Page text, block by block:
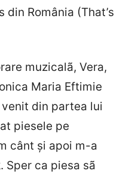
România (That’s
muzicalã, Vera,
Maria Eftimie
venit din partea lui
piesele pe
cânt şi apoi m-a
Sper ca piesa sã